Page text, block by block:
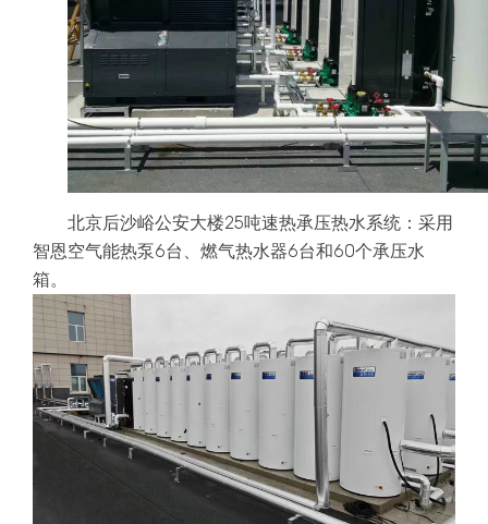
北京后沙峪公安大楼25吨速热承压热水系统：采用
智恩空气能热泵6台、燃气热水器6台和60个承压水
箱。